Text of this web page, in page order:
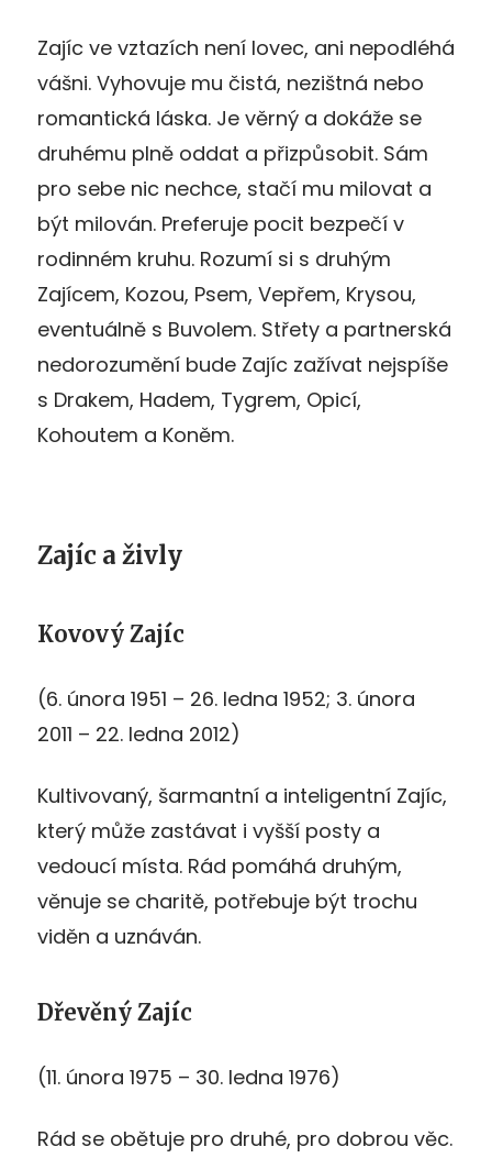
Zajíc ve vztazích není lovec, ani nepodléhá
vášni. Vyhovuje mu čistá, nezištná nebo
romantická láska. Je věrný a dokáže se
druhému plně oddat a přizpůsobit. Sám
pro sebe nic nechce, stačí mu milovat a
být milován. Preferuje pocit bezpečí v
rodinném kruhu. Rozumí si s druhým
Zajícem, Kozou, Psem, Vepřem, Krysou,
eventuálně s Buvolem. Střety a partnerská
nedorozumění bude Zajíc zažívat nejspíše
s Drakem, Hadem, Tygrem, Opicí,
Kohoutem a Koněm.
Zajíc a živly
Kovový Zajíc
(6. února 1951 – 26. ledna 1952; 3. února
2011 – 22. ledna 2012)
Kultivovaný, šarmantní a inteligentní Zajíc,
který může zastávat i vyšší posty a
vedoucí místa. Rád pomáhá druhým,
věnuje se charitě, potřebuje být trochu
viděn a uznáván.
Dřevěný Zajíc
(11. února 1975 – 30. ledna 1976)
Rád se obětuje pro druhé, pro dobrou věc.